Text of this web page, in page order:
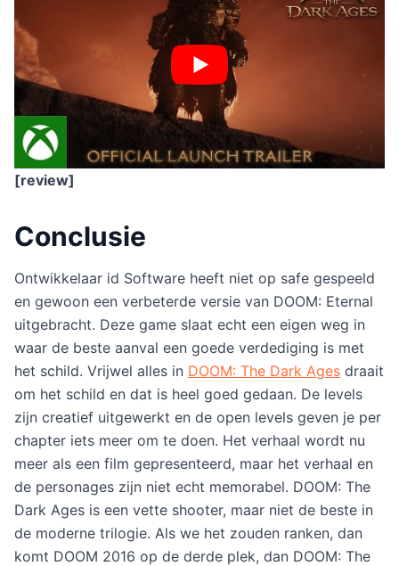
[review]
Conclusie
Ontwikkelaar id Software heeft niet op safe gespeeld
en gewoon een verbeterde versie van DOOM: Eternal
uitgebracht. Deze game slaat echt een eigen weg in
waar de beste aanval een goede verdediging is met
het schild. Vrijwel alles in DOOM: The Dark Ages draait
om het schild en dat is heel goed gedaan. De levels
zijn creatief uitgewerkt en de open levels geven je per
chapter iets meer om te doen. Het verhaal wordt nu
meer als een film gepresenteerd, maar het verhaal en
de personages zijn niet echt memorabel. DOOM: The
Dark Ages is een vette shooter, maar niet de beste in
de moderne trilogie. Als we het zouden ranken, dan
komt DOOM 2016 op de derde plek, dan DOOM: The